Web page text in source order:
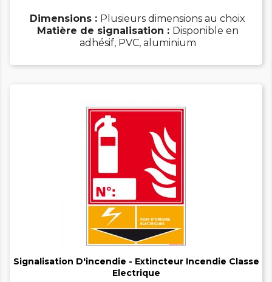
Dimensions : Plusieurs dimensions au choix
Matière de signalisation : Disponible en
adhésif, PVC, aluminium

Signalisation D'incendie - Extincteur Incendie Classe
Electrique